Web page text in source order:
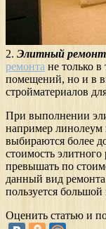
2. Элитный ремонт
ремонта не только
помещений, но и в
стройматериалов
При выполнении
например линолеум
выбираются более
стоимость
превышать по
данный вид
пользуется
Оценить статью и